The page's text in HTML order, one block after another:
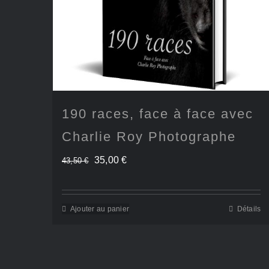
190 races, face à face avec
Charlie Roy Photographe
43,50€ Le
initial
35,00€Le
actuel
Ajouter au panier Détails